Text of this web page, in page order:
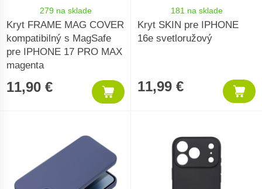
279 na sklade
Kryt FRAME MAG COVER
kompatibilný s MagSafe
pre IPHONE 17 PRO MAX
magenta
11,90 €
181 na sklade
Kryt SKIN pre IPHONE
16e svetloružový
11,99 €